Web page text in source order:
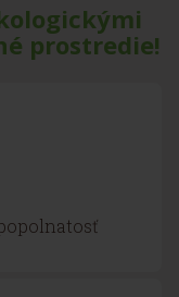
prostredie!